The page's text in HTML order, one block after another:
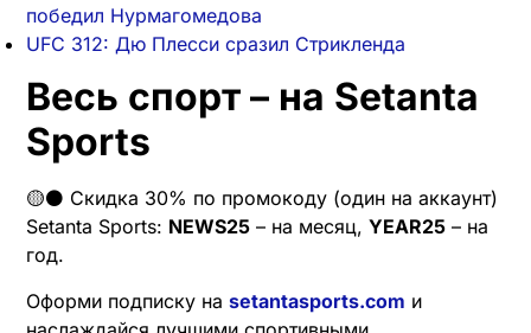
победил Нурмагомедова
UFC 312: Дю Плесси сразил Стрикленда
Весь спорт – на Setanta
Sports
🟡⚫️ Скидка 30% по промокоду (один на аккаунт)
Setanta Sports: NEWS25 – на месяц, YEAR25 – на
год.
Оформи подписку на setantasports.com и